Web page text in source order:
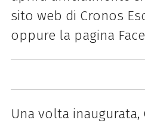
sito web di Cronos
oppure la pagina
Una volta